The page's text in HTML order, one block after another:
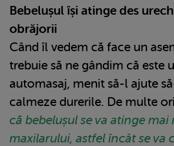
Bebelușul își atinge des
obrăjorii
Când îl vedem că face un
trebuie să ne gândim că este
automasaj, menit să-l ajute
calmeze durerile. De multe ori
că bebelușul se va atinge
maxilarului, astfel încât se va